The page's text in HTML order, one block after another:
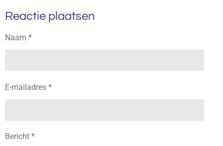
e
n
l
r
e
e
n
Reactie plaatsen
Naam *
E-mailadres *
Bericht *